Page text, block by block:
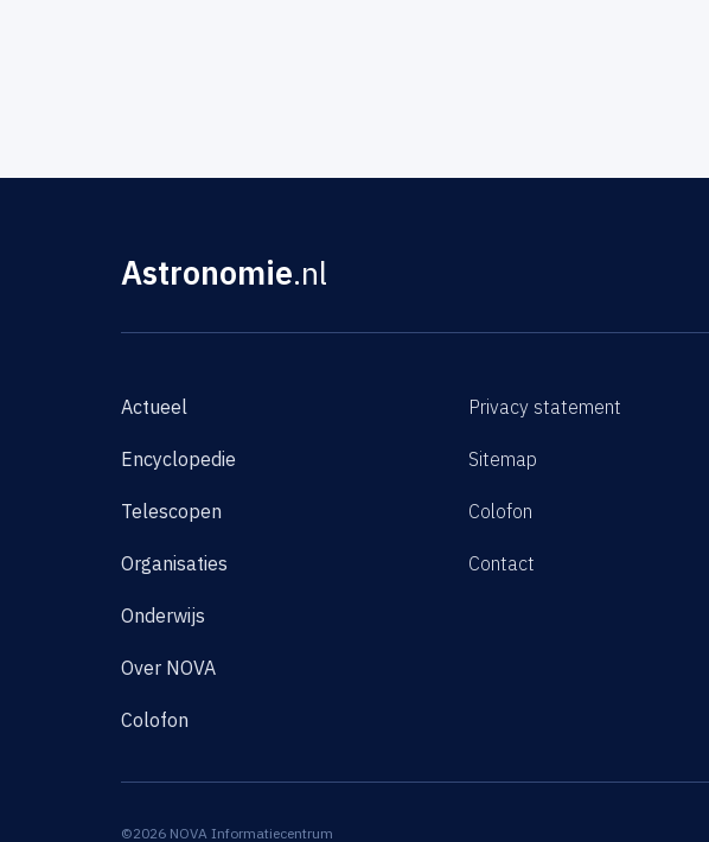
Astronomie.nl
Actueel
Encyclopedie
Telescopen
Organisaties
Onderwijs
Over NOVA
Colofon
Privacy statement
Sitemap
Colofon
Contact
©2026 NOVA Informatiecentrum